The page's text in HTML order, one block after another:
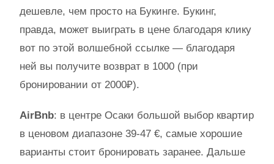
дешевле, чем просто на Букинге. Букинг,
правда, может выиграть в цене благодаря клику
вот по этой волшебной ссылке — благодаря
ней вы получите возврат в 1000 (при
бронировании от 2000₽).
AirBnb: в центре Осаки большой выбор квартир
в ценовом диапазоне 39-47 €, самые хорошие
варианты стоит бронировать заранее. Дальше